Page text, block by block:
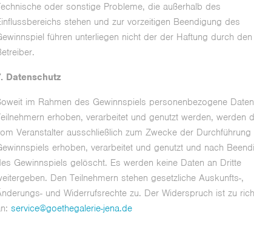
oder sonstige Probleme, die außerhalb des
stehen und zur vorzeitigen Beendigung des
führen unterliegen nicht der der Haftung durch den
Datenschutz
im Rahmen des Gewinnspiels personenbezogene
erhoben, verarbeitet und genutzt werden, werden
Veranstalter ausschließlich zum Zwecke der Durchführung
erhoben, verarbeitet und genutzt und nach
Gewinnspiels gelöscht. Es werden keine Daten an Dritte
Den Teilnehmern stehen gesetzliche Auskunfts-,
und Widerrufsrechte zu. Der Widerspruch ist zu
service@goethegalerie-jena.de